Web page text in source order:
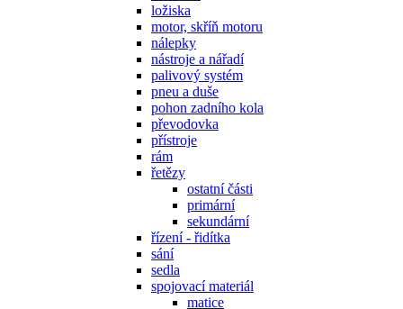
ložiska
motor, skříň motoru
nálepky
nástroje a nářadí
palivový systém
pneu a duše
pohon zadního kola
převodovka
přístroje
rám
řetězy
ostatní části
primární
sekundární
řízení - řidítka
sání
sedla
spojovací materiál
matice